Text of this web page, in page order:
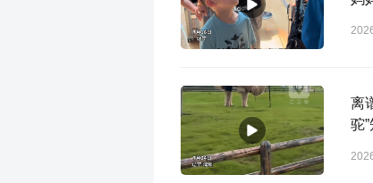
离
驼